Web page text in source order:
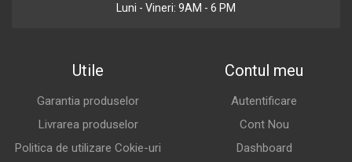
Luni - Vineri: 9AM - 6 PM
Utile
Garantia produselor
Livrarea produselor
Politica de utilizare Cokie-uri
Contul meu
Autentificare
Cont Nou
Dashboard